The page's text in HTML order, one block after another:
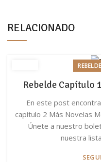
RELACIONADO
Rebelde Capítulo
En este post
capítulo 2 Más Novelas
Únete a nuestro
nuestra